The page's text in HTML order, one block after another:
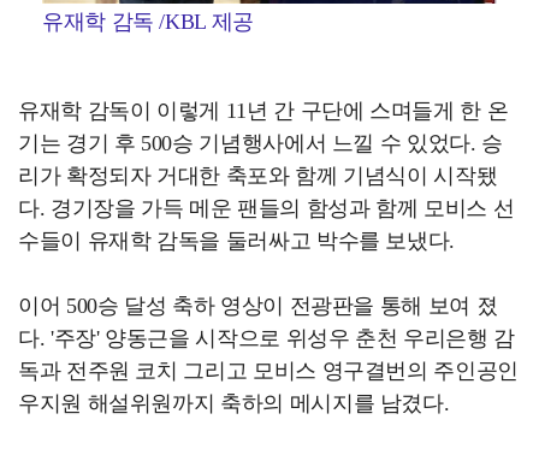
유재학 감독 /KBL 제공
유재학 감독이 이렇게 11년 간 구단에 스며들게 한 온
기는 경기 후 500승 기념행사에서 느낄 수 있었다. 승
리가 확정되자 거대한 축포와 함께 기념식이 시작됐
다. 경기장을 가득 메운 팬들의 함성과 함께 모비스 선
수들이 유재학 감독을 둘러싸고 박수를 보냈다.
이어 500승 달성 축하 영상이 전광판을 통해 보여 졌
다. '주장' 양동근을 시작으로 위성우 춘천 우리은행 감
독과 전주원 코치 그리고 모비스 영구결번의 주인공인
우지원 해설위원까지 축하의 메시지를 남겼다.